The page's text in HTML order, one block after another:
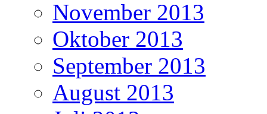
November 2013
Oktober 2013
September 2013
August 2013